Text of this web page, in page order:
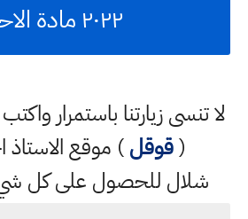
٢٠٢٢ مادة الاحياء
لا تنسى زيارتنا باستمرار
(قوقل) موقع
شلال للحصول على كل